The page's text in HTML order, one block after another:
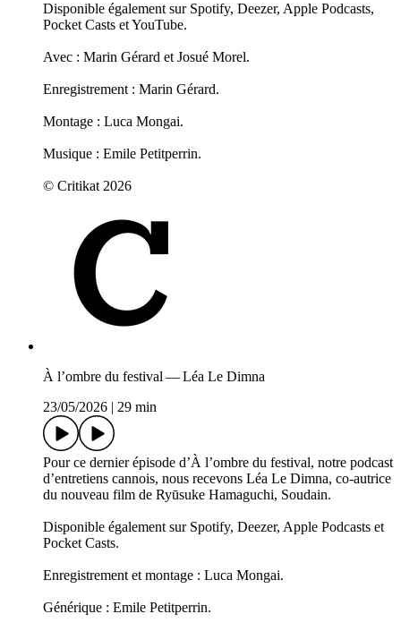
Disponible également sur Spotify, Deezer, Apple Podcasts,
Pocket Casts et YouTube.
Avec : Marin Gérard et Josué Morel.
Enregistrement : Marin Gérard.
Montage : Luca Mongai.
Musique : Emile Petitperrin.
© Critikat 2026
À l’ombre du festival — Léa Le Dimna
23/05/2026
29 min
Pour ce dernier épisode d’À l’ombre du festival, notre podcast
d’entretiens cannois, nous recevons Léa Le Dimna, co-autrice
du nouveau film de Ryūsuke Hamaguchi, Soudain.
Disponible également sur Spotify, Deezer, Apple Podcasts et
Pocket Casts.
Enregistrement et montage : Luca Mongai.
Générique : Emile Petitperrin.